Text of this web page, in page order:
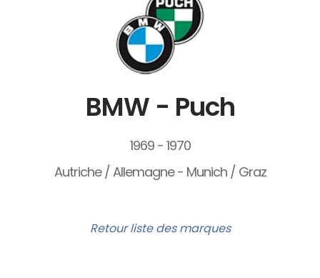
BMW - Puch
1969 - 1970
Autriche / Allemagne - Munich / Graz
Retour liste des marques